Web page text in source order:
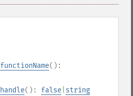
functionName():
handle(): false string